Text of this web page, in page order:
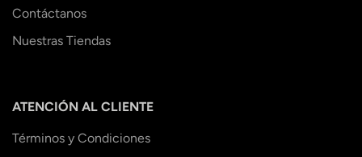
Contáctanos
Nuestras Tiendas
ATENCIÓN AL CLIENTE
Términos y Condiciones